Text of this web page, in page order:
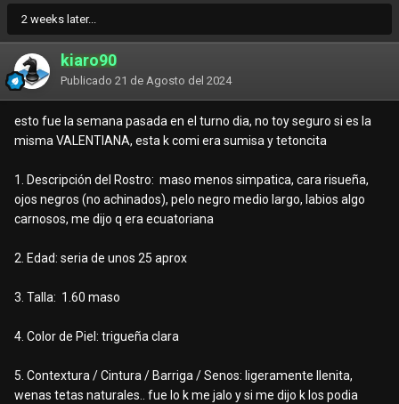
2 weeks later...
kiaro90
Publicado 21 de Agosto del 2024
esto fue la semana pasada en el turno dia, no toy seguro si es la
misma VALENTIANA, esta k comi era sumisa y tetoncita
1. Descripción del Rostro: maso menos simpatica, cara risueña,
ojos negros (no achinados), pelo negro medio largo, labios algo
carnosos, me dijo q era ecuatoriana
2. Edad: seria de unos 25 aprox
3. Talla: 1.60 maso
4. Color de Piel: trigueña clara
5. Contextura / Cintura / Barriga / Senos: ligeramente llenita,
wenas tetas naturales.. fue lo k me jalo y si me dijo k los podia